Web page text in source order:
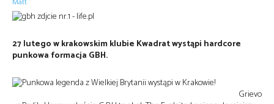
27 lutego w krakowskim klubie Kwadrat wystąpi hardcore
punkowa formacja GBH.
Grievo